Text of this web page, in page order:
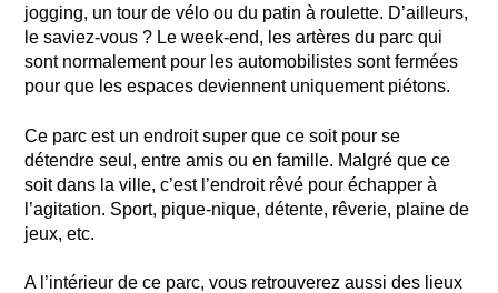
jogging, un tour de vélo ou du patin à roulette. D’ailleurs,
le saviez-vous ? Le week-end, les artères du parc qui
sont normalement pour les automobilistes sont fermées
pour que les espaces deviennent uniquement piétons.
Ce parc est un endroit super que ce soit pour se
détendre seul, entre amis ou en famille. Malgré que ce
soit dans la ville, c’est l’endroit rêvé pour échapper à
l’agitation. Sport, pique-nique, détente, rêverie, plaine de
jeux, etc.
A l’intérieur de ce parc, vous retrouverez aussi des lieux